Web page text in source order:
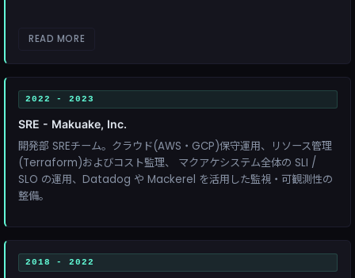
READ MORE
2022 - 2023
SRE - Makuake, Inc.
開発部 SREチーム。クラウド(AWS・GCP)保守運用、リソース管理
(Terraform)およびコスト監理、 マクアケシステム全体の SLI /
SLO の運用、Datadog や Mackerel を活用した監視・可観測性の
整備。
2018 - 2022